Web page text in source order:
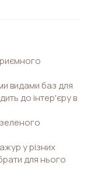
видами баз для
до інтер'єру в
у різних
для нього